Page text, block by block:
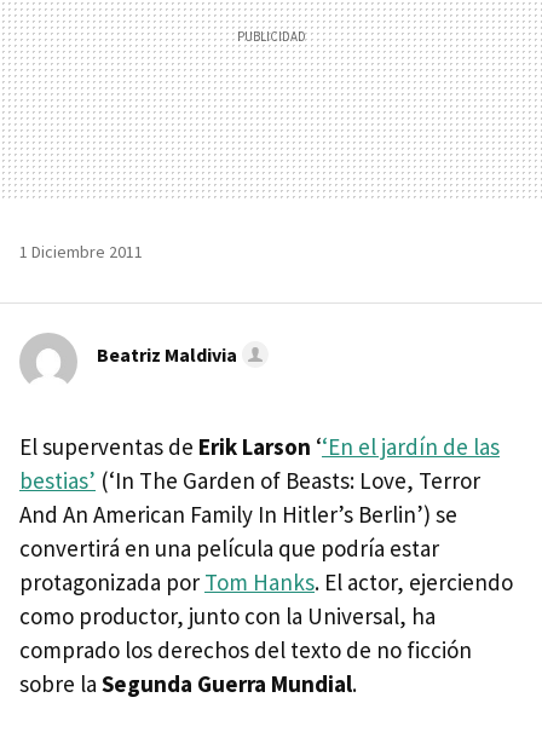
1 Diciembre 2011
Beatriz Maldivia
El superventas de Erik Larson ‘‘En el jardín de las
bestias’ (‘In The Garden of Beasts: Love, Terror
And An American Family In Hitler’s Berlin’) se
convertirá en una película que podría estar
protagonizada por Tom Hanks. El actor, ejerciendo
como productor, junto con la Universal, ha
comprado los derechos del texto de no ficción
sobre la Segunda Guerra Mundial.